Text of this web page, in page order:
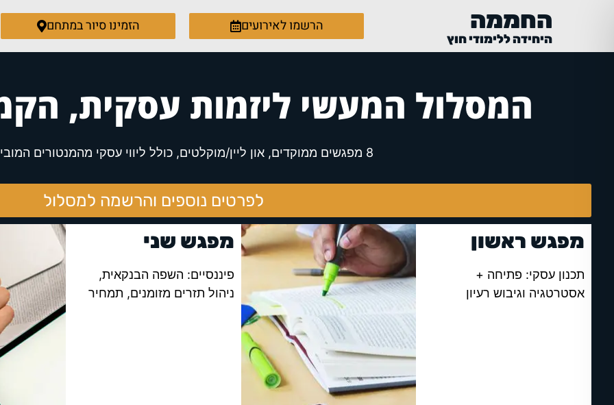
החממה
היחידה ללימודי חוץ
הרשמו לאירועים הזמינו סיור במתחם
המסלול המעשי ליזמות עסקית,
8 מפגשים ממוקדים, און ליין/מוקלטים, כולל ליווי עסקי מהמנטורים המובילים בישראל.
לפרטים נוספים והרשמה למסלול
מפגש ראשון
תכנון עסקי: פתיחה +
אסטרטגיה וגיבוש רעיון
מפגש שני
פיננסיים: השפה הבנקאית,
ניהול תזרים מזומנים, תמחיר